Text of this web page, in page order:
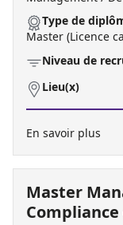
Type de
Master (Licence
Niveau de
Lieu(x)
En savoir plus
Master